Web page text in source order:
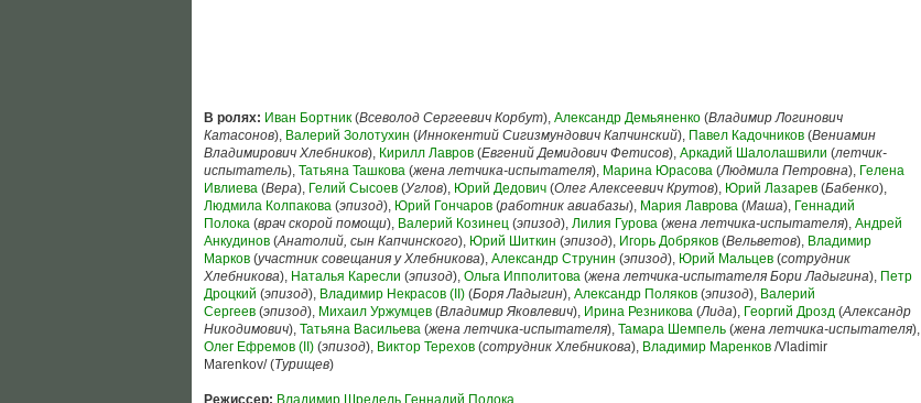
В ролях: Иван Бортник (Всеволод Сергеевич Корбут), Александр Демьяненко (Владимир Логинович
Катасонов), Валерий Золотухин (Иннокентий Сигизмундович Капчинский), Павел Кадочников (Вениамин
Владимирович Хлебников), Кирилл Лавров (Евгений Демидович Фетисов), Аркадий Шалолашвили (летчик-
испытатель), Татьяна Ташкова (жена летчика-испытателя), Марина Юрасова (Людмила Петровна), Гелена
Ивлиева (Вера), Гелий Сысоев (Углов), Юрий Дедович (Олег Алексеевич Крутов), Юрий Лазарев (Бабенко),
Людмила Колпакова (эпизод), Юрий Гончаров (работник авиабазы), Мария Лаврова (Маша), Геннадий
Полока (врач скорой помощи), Валерий Козинец (эпизод), Лилия Гурова (жена летчика-испытателя), Андрей
Анкудинов (Анатолий, сын Капчинского), Юрий Шиткин (эпизод), Игорь Добряков (Вельветов), Владимир
Марков (участник совещания у Хлебникова), Александр Струнин (эпизод), Юрий Мальцев (сотрудник
Хлебникова), Наталья Каресли (эпизод), Ольга Ипполитова (жена летчика-испытателя Бори Ладыгина), Петр
Дроцкий (эпизод), Владимир Некрасов (II) (Боря Ладыгин), Александр Поляков (эпизод), Валерий
Сергеев (эпизод), Михаил Уржумцев (Владимир Яковлевич), Ирина Резникова (Лида), Георгий Дрозд (Александр
Никодимович), Татьяна Васильева (жена летчика-испытателя), Тамара Шемпель (жена летчика-испытателя),
Олег Ефремов (II) (эпизод), Виктор Терехов (сотрудник Хлебникова), Владимир Маренков /Vladimir
Marenkov/ (Турищев)
Режиссер: Владимир Шредель Геннадий Полока